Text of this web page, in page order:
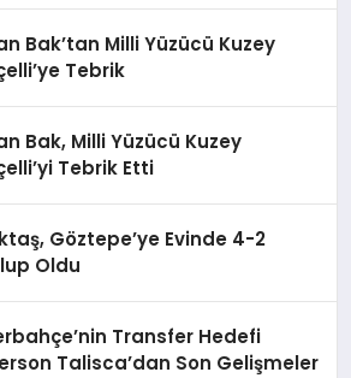
Bak’tan Milli Yüzücü Kuzey
Tebrik
Bak, Milli Yüzücü Kuzey
Tebrik Etti
Göztepe’ye Evinde 4-2
Oldu
Transfer Hedefi
Talisca’dan Son Gelişmeler